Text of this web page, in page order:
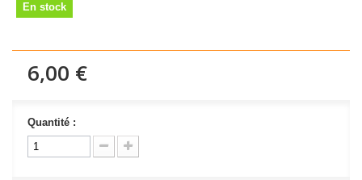
En stock
6,00 €
Quantité :